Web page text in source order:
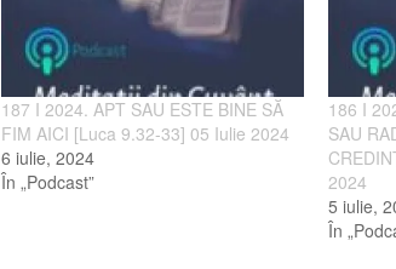
187 I 2024. APT SAU ESTE BINE SĂ
FIM AICI [Luca 9.32-33] 05 Iulie 2024
6 iulie, 2024
În „Podcast”
186 I
SAU
2024
5 iulie,
În